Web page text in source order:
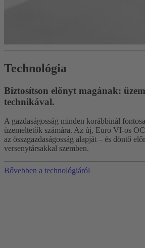
Technológia
Biztosítson előnyt magának:
technikával.
A gazdaságosság minden korábbinál
üzemeltetők számára. Az új, Euro VI-os
az összgazdaságosság alapját – és döntő
versenytársakkal szemben.
Bővebben a technológiáról